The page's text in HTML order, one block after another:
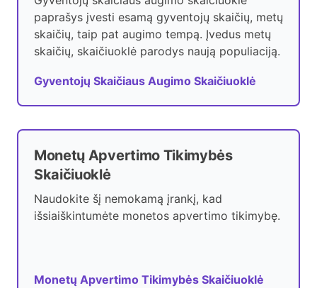
paprašys įvesti esamą gyventojų skaičių, metų
skaičių, taip pat augimo tempą. Įvedus metų
skaičių, skaičiuoklė parodys naują populiaciją.
Gyventojų Skaičiaus Augimo Skaičiuoklė
Monetų Apvertimo Tikimybės
Skaičiuoklė
Naudokite šį nemokamą įrankį, kad
išsiaiškintumėte monetos apvertimo tikimybę.
Monetų Apvertimo Tikimybės Skaičiuoklė